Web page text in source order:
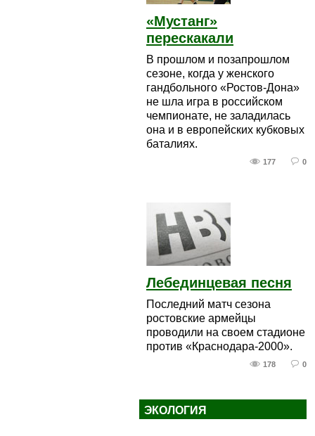
«Мустанг»
перескакали
В прошлом и позапрошлом
сезоне, когда у женского
гандбольного «Ростов-Дона»
не шла игра в российском
чемпионате, не заладилась
она и в европейских кубковых
баталиях.
177 0
Лебединцевая песня
Последний матч сезона
ростовские армейцы
проводили на своем стадионе
против «Краснодара-2000».
178 0
ЭКОЛОГИЯ